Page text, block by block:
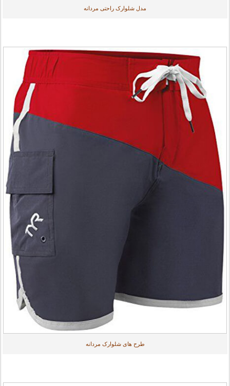
مدل شلوارک راحتی مردانه
طرح های شلوارک مردانه